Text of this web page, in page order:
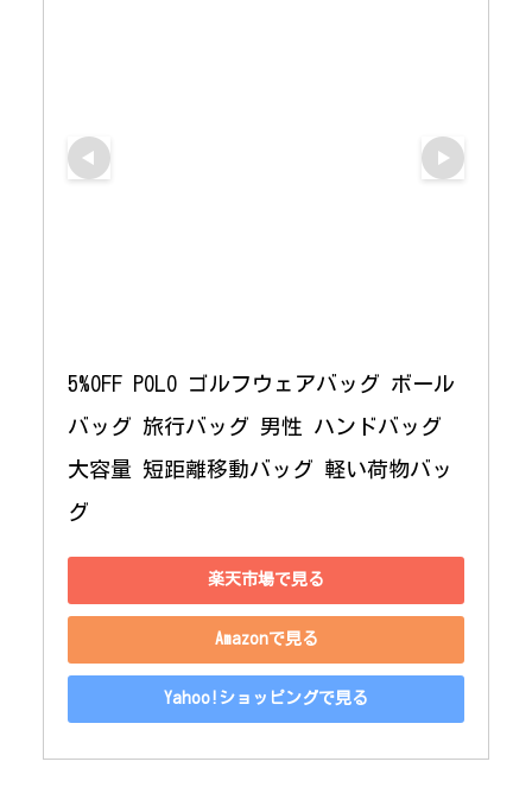
5%OFF POLO ゴルフウェアバッグ ボール
バッグ 旅行バッグ 男性 ハンドバッグ
大容量 短距離移動バッグ 軽い荷物バッ
グ
楽天市場で見る
Amazonで見る
Yahoo!ショッピングで見る